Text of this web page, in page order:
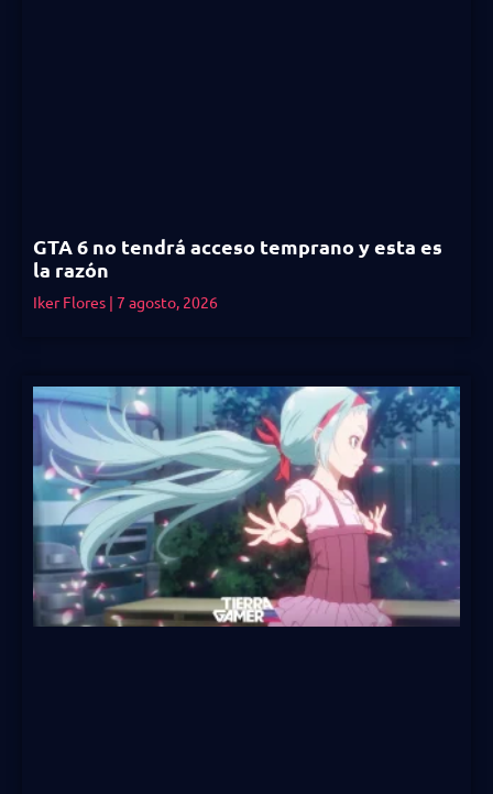
GTA 6 no tendrá acceso temprano y esta es
la razón
Iker Flores 7 agosto, 2026